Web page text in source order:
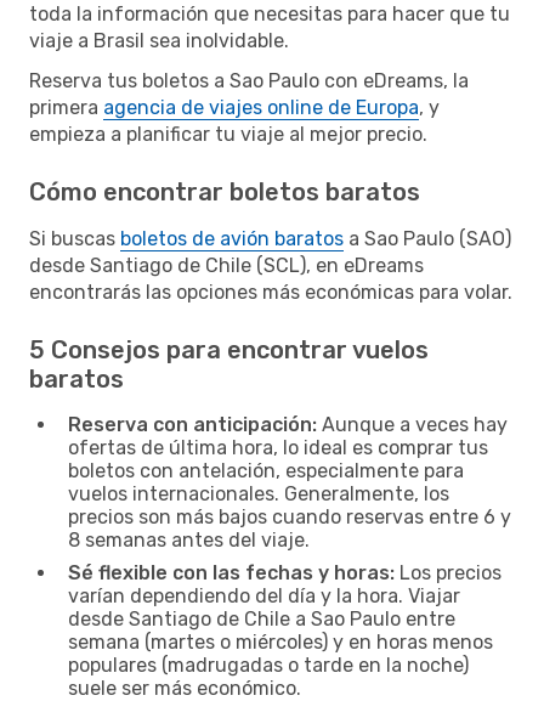
toda la información que necesitas para hacer que tu
viaje a Brasil sea inolvidable.
Reserva tus boletos a Sao Paulo con eDreams, la
primera agencia de viajes online de Europa, y
empieza a planificar tu viaje al mejor precio.
Cómo encontrar boletos baratos
Si buscas boletos de avión baratos a Sao Paulo (SAO)
desde Santiago de Chile (SCL), en eDreams
encontrarás las opciones más económicas para volar.
5 Consejos para encontrar vuelos
baratos
Reserva con anticipación: Aunque a veces hay
ofertas de última hora, lo ideal es comprar tus
boletos con antelación, especialmente para
vuelos internacionales. Generalmente, los
precios son más bajos cuando reservas entre 6 y
8 semanas antes del viaje.
Sé flexible con las fechas y horas: Los precios
varían dependiendo del día y la hora. Viajar
desde Santiago de Chile a Sao Paulo entre
semana (martes o miércoles) y en horas menos
populares (madrugadas o tarde en la noche)
suele ser más económico.